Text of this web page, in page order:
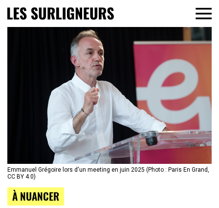
Emmanuel Grégoire lors d'un meeting en juin 2025 (Photo : Paris En Grand,
CC BY 4.0)
À NUANCER